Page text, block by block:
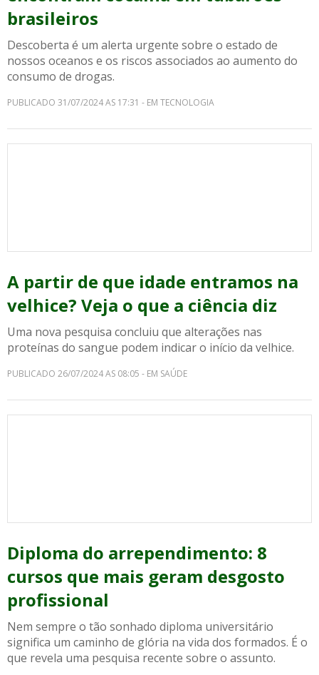
brasileiros
Descoberta é um alerta urgente sobre o estado de
nossos oceanos e os riscos associados ao aumento do
consumo de drogas.
PUBLICADO 31/07/2024 AS 17:31 - EM TECNOLOGIA
A partir de que idade entramos na
velhice? Veja o que a ciência diz
Uma nova pesquisa concluiu que alterações nas
proteínas do sangue podem indicar o início da velhice.
PUBLICADO 26/07/2024 AS 08:05 - EM SAÚDE
Diploma do arrependimento: 8
cursos que mais geram desgosto
profissional
Nem sempre o tão sonhado diploma universitário
significa um caminho de glória na vida dos formados. É o
que revela uma pesquisa recente sobre o assunto.